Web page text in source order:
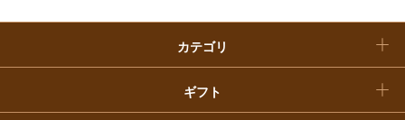
カテゴリ
ギフト
福袋